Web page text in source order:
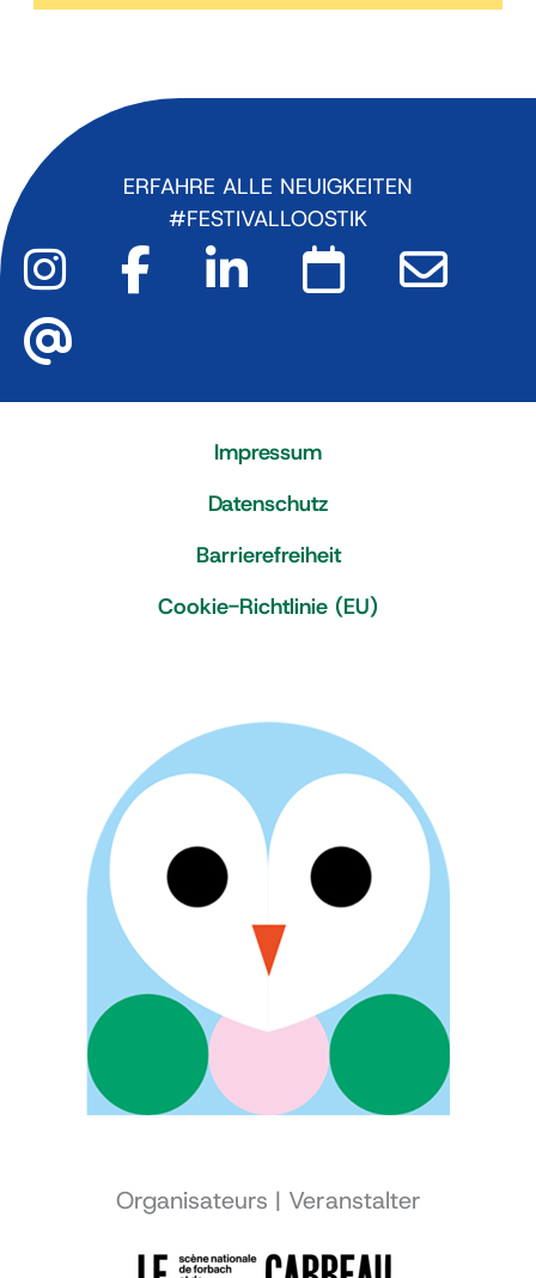
ERFAHRE ALLE NEUIGKEITEN
#FESTIVALLOOSTIK
Impressum
Datenschutz
Barrierefreiheit
Cookie-Richtlinie (EU)
Organisateurs | Veranstalter